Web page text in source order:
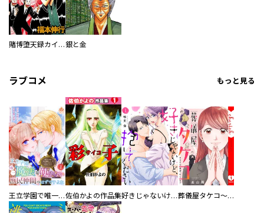
賭博堕天録カイジ銀と金
ラブコメ もっと見る
王立学園で唯一魔法が使えない庶民仲間のはずですよね～実は王子様で私を溺愛しているなんて告白はやめてください～佐伯かよの作品集 好きじゃないけど、抱いてください【電子単行本版／特典おまけ付き】 葬儀屋タケコ～あなたの最期、叶えます【電子単行本版】